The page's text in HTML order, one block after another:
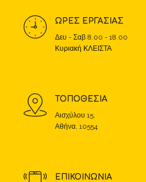
ΩΡΕΣ ΕΡΓΑΣΙΑΣ
Δευ - Σαβ 8.00 - 18.00
Κυριακή ΚΛΕΙΣΤΑ
ΤΟΠΟΘΕΣΙΑ
Αισχύλου 15,
Αθήνα, 10554
ΕΠΙΚΟΙΝΩΝΙΑ